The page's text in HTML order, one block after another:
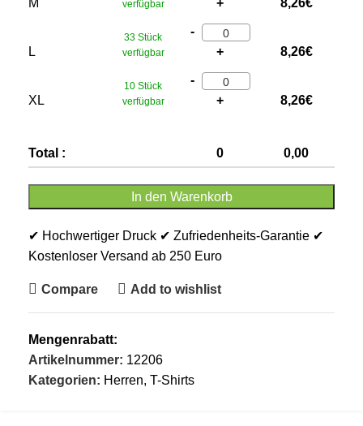
M
verfügbar
+
8,26€
L
33 Stück
verfügbar
-
+
8,26€
XL
10 Stück
verfügbar
-
+
8,26€
Total : 0 0,00
In den Warenkorb
✔ Hochwertiger Druck ✔ Zufriedenheits-Garantie ✔
Kostenloser Versand ab 250 Euro
Compare Add to wishlist
Mengenrabatt:
Artikelnummer: 12206
Kategorien: Herren, T-Shirts